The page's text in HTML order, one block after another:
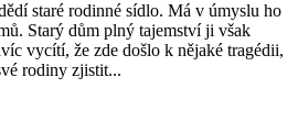
staré rodinné sídlo. Má v úmyslu ho
Starý dům plný tajemství ji však
vycítí, že zde došlo k nějaké tragédii,
rodiny zjistit...